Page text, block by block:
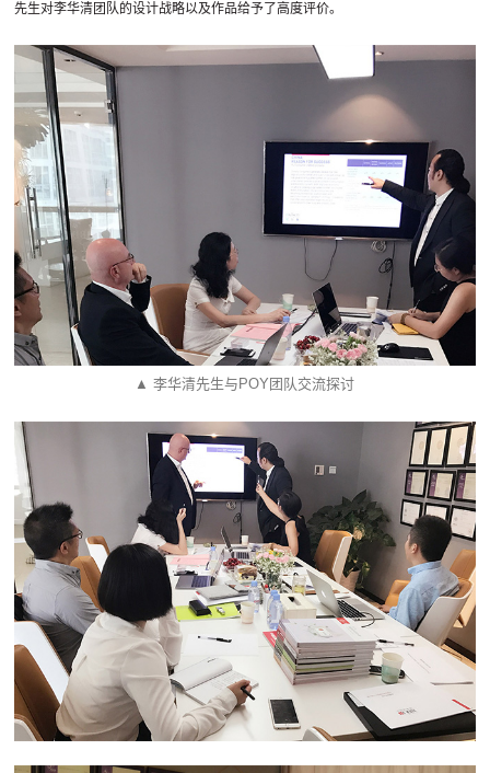
先生对李华清团队的设计战略以及作品给予了高度评价。
▲ 李华清先生与POY团队交流探讨